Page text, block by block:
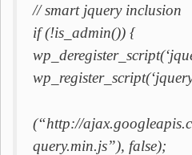
// smart jquery inclusion
if (!is_admin()) {
(“http://
query.min.js”), false);